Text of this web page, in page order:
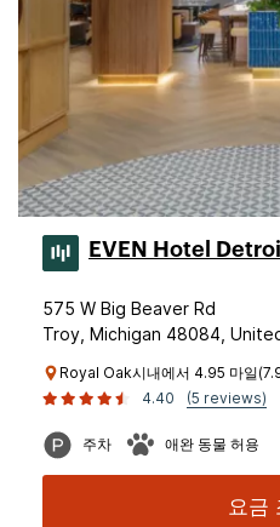
EVEN Hotel
575 W Big Beaver Rd
Troy, Michigan 48084,
Royal Oak시내에서 4.95 마일
4.40
(5 reviews)
주차 애완 동물 허용
요금